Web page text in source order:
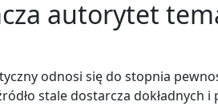
autorytet
odnosi się do stopnia
stale dostarcza